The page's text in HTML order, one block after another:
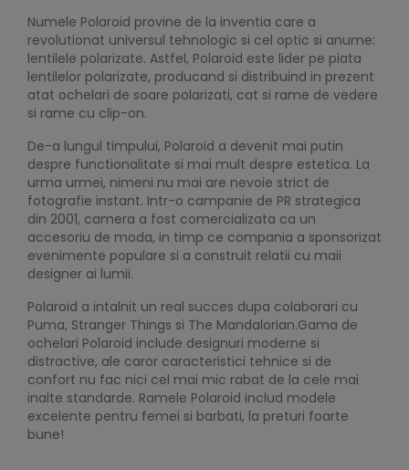
Numele Polaroid provine de la inventia care a
revolutionat universul tehnologic si cel optic si anume:
lentilele polarizate. Astfel, Polaroid este lider pe piata
lentilelor polarizate, producand si distribuind in prezent
atat ochelari de soare polarizati, cat si rame de vedere
si rame cu clip-on.
De-a lungul timpului, Polaroid a devenit mai putin
despre functionalitate si mai mult despre estetica. La
urma urmei, nimeni nu mai are nevoie strict de
fotografie instant. Intr-o campanie de PR strategica
din 2001, camera a fost comercializata ca un
accesoriu de moda, in timp ce compania a sponsorizat
evenimente populare si a construit relatii cu maii
designer ai lumii.
Polaroid a intalnit un real succes dupa colaborari cu
Puma, Stranger Things si The Mandalorian.Gama de
ochelari Polaroid include designuri moderne si
distractive, ale caror caracteristici tehnice si de
confort nu fac nici cel mai mic rabat de la cele mai
inalte standarde. Ramele Polaroid includ modele
excelente pentru femei si barbati, la preturi foarte
bune!